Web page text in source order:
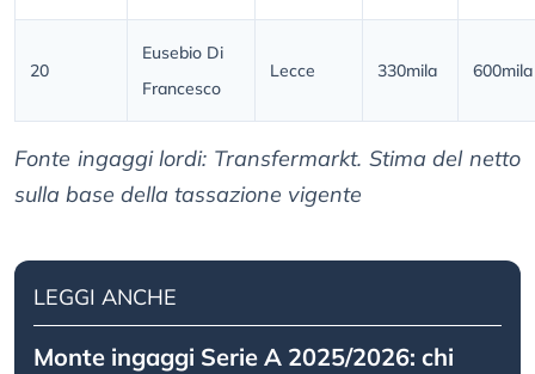
20
Eusebio Di
Francesco
Lecce 330mila 600mila
Fonte ingaggi lordi: Transfermarkt. Stima del netto
sulla base della tassazione vigente
LEGGI ANCHE
Monte ingaggi Serie A 2025/2026: chi